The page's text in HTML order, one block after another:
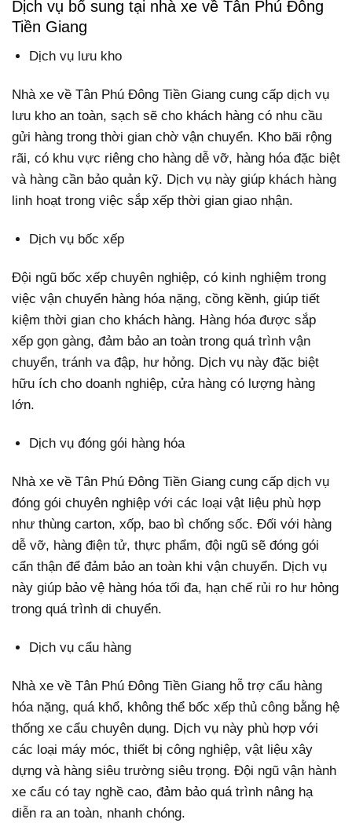
Dịch vụ bổ sung tại nhà xe về Tân Phú Đông
Tiền Giang
Dịch vụ lưu kho
Nhà xe về Tân Phú Đông Tiền Giang cung cấp dịch vụ
lưu kho an toàn, sạch sẽ cho khách hàng có nhu cầu
gửi hàng trong thời gian chờ vận chuyển. Kho bãi rộng
rãi, có khu vực riêng cho hàng dễ vỡ, hàng hóa đặc biệt
và hàng cần bảo quản kỹ. Dịch vụ này giúp khách hàng
linh hoạt trong việc sắp xếp thời gian giao nhận.
Dịch vụ bốc xếp
Đội ngũ bốc xếp chuyên nghiệp, có kinh nghiệm trong
việc vận chuyển hàng hóa nặng, cồng kềnh, giúp tiết
kiệm thời gian cho khách hàng. Hàng hóa được sắp
xếp gọn gàng, đảm bảo an toàn trong quá trình vận
chuyển, tránh va đập, hư hỏng. Dịch vụ này đặc biệt
hữu ích cho doanh nghiệp, cửa hàng có lượng hàng
lớn.
Dịch vụ đóng gói hàng hóa
Nhà xe về Tân Phú Đông Tiền Giang cung cấp dịch vụ
đóng gói chuyên nghiệp với các loại vật liệu phù hợp
như thùng carton, xốp, bao bì chống sốc. Đối với hàng
dễ vỡ, hàng điện tử, thực phẩm, đội ngũ sẽ đóng gói
cẩn thận để đảm bảo an toàn khi vận chuyển. Dịch vụ
này giúp bảo vệ hàng hóa tối đa, hạn chế rủi ro hư hỏng
trong quá trình di chuyển.
Dịch vụ cẩu hàng
Nhà xe về Tân Phú Đông Tiền Giang hỗ trợ cẩu hàng
hóa nặng, quá khổ, không thể bốc xếp thủ công bằng hệ
thống xe cẩu chuyên dụng. Dịch vụ này phù hợp với
các loại máy móc, thiết bị công nghiệp, vật liệu xây
dựng và hàng siêu trường siêu trọng. Đội ngũ vận hành
xe cẩu có tay nghề cao, đảm bảo quá trình nâng hạ
diễn ra an toàn, nhanh chóng.